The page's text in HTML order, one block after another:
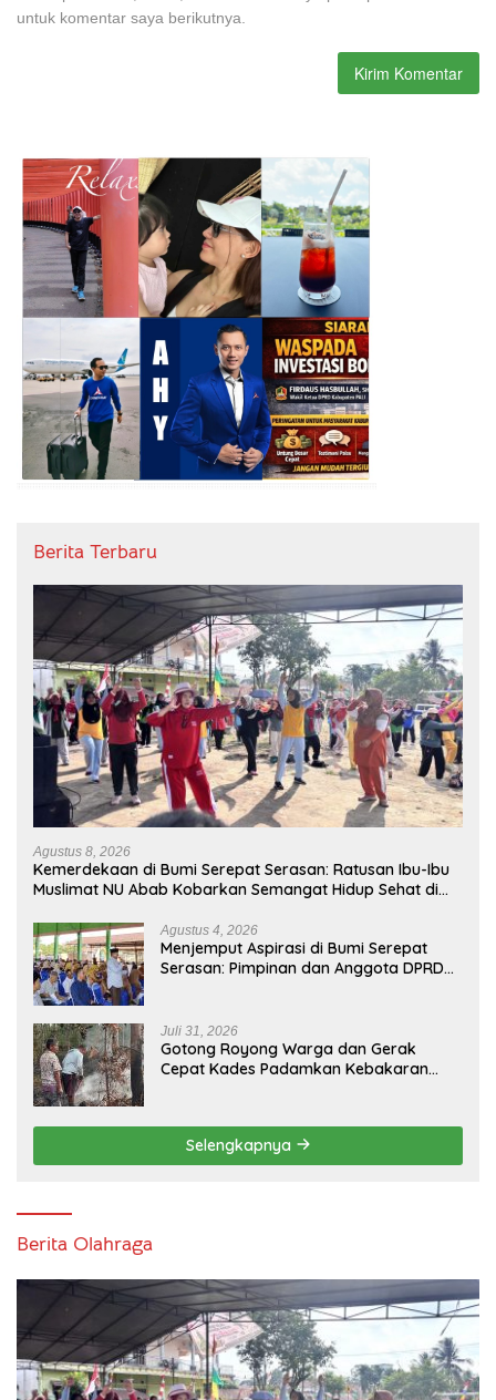
untuk komentar saya berikutnya.
Berita Terbaru
Agustus 8, 2026
Kemerdekaan di Bumi Serepat Serasan: Ratusan Ibu-Ibu
Muslimat NU Abab Kobarkan Semangat Hidup Sehat di
Agustus 4, 2026
Menjemput Aspirasi di Bumi Serepat
Serasan: Pimpinan dan Anggota DPRD
2026
Juli 31, 2026
Gotong Royong Warga dan Gerak
Cepat Kades Padamkan Kebakaran
Selengkapnya
Berita Olahraga